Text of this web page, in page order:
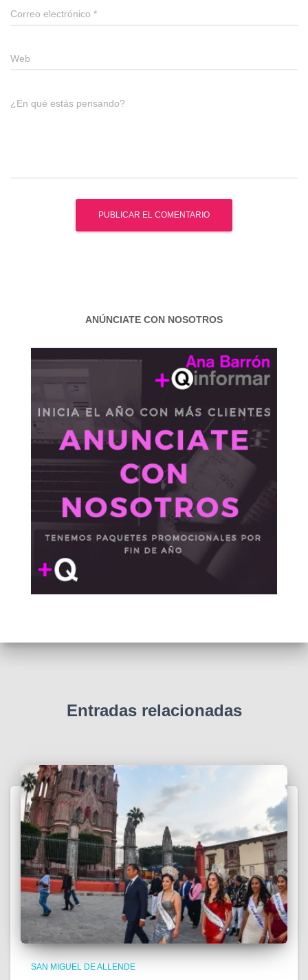
Correo electrónico *
Web
¿En qué estás pensando?
ANÚNCIATE CON NOSOTROS
Entradas relacionadas
SAN MIGUEL DE ALLENDE